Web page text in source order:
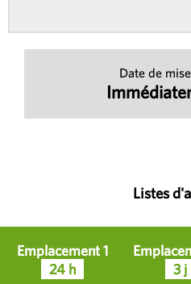
Date de
Listes
Emplacement 1
24 h
3 j